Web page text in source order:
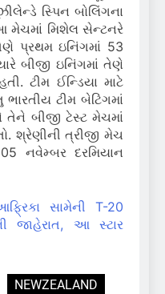
સ્પિન બોલિંગના
મિશેલ સેન્ટનરે
પ્રથમ ઇનિંગમાં 53
બીજી ઇનિંગમાં તેણે
ટીમ ઈન્ડિયા માટે
ભારતીય ટીમ બેટિંગમાં
તેને બીજી ટેસ્ટ મેચમાં
શ્રેણીની ત્રીજી મેચ
નવેમ્બર દરમિયાન
સામેની T-20
જાહેરાત, આ સ્ટાર
NEWZEALAND